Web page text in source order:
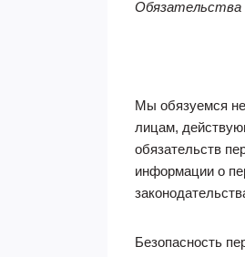
Обязательства
Мы обязуемся
лицам,
обязательств
информации о
Безопасность